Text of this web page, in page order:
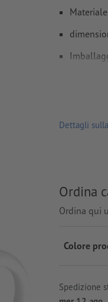
Dettagli
Ordina
Ordina qui
Colore
Spedizione